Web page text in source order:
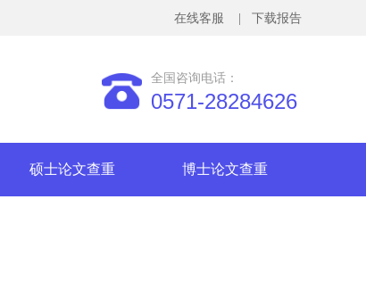
硕士论文查重 博士论文查重
全国咨询电话：
0571-28284626
| 下载报告
在线客服